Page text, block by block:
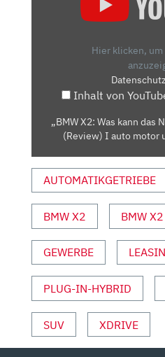
VORFAHRT
(REVIEW)
AUTO
MOTOR
SPORT“
VON
YOUTUBE
ANZEIGEN
Hier klicken,
Inhalt von
„BMW X2: Was kann das
(Review) I auto motor
AUTOMATIKGETRIEBE
BMW X2 BMW
GEWERBE
PLUG-IN-HYBRID
SUV XDRIVE